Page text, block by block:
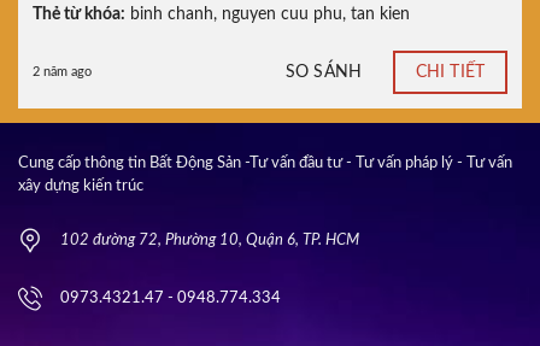
Thẻ từ khóa: binh chanh, nguyen cuu phu, tan kien
2 năm ago SO SÁNH CHI TIẾT
Cung cấp thông tin Bất Động Sản -Tư vấn đầu tư - Tư vấn pháp lý - Tư vấn
xây dựng kiến trúc
102 đường 72, Phường 10, Quận 6, TP. HCM
0973.4321.47 - 0948.774.334